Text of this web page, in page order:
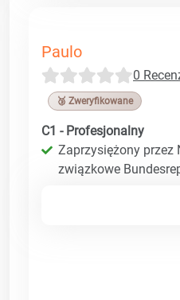
Paulo
0
🥉 Zweryfikowane
C1 - Profesjonalny
Zaprzysiężony przez
związkowe